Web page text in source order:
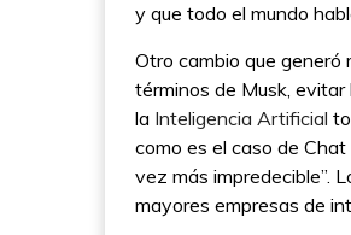
y que todo el mundo
Otro cambio que
términos de Musk,
la Inteligencia Artificial
como es el caso de
vez más impredecible”.
mayores empresas de